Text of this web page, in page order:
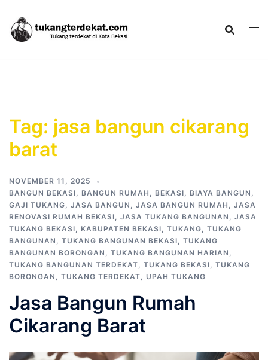
content
Tag: jasa bangun cikarang
barat
NOVEMBER 11, 2025
BANGUN BEKASI, BANGUN RUMAH , BEKASI, BIAYA BANGUN ,
GAJI TUKANG, JASA BANGUN , JASA BANGUN RUMAH , JASA
RENOVASI RUMAH BEKASI, JASA TUKANG BANGUNAN , JASA
TUKANG BEKASI, KABUPATEN BEKASI, TUKANG, TUKANG
BANGUNAN , TUKANG BANGUNAN BEKASI, TUKANG
BANGUNAN BORONGAN , TUKANG BANGUNAN HARIAN ,
TUKANG BANGUNAN TERDEKAT, TUKANG BEKASI, TUKANG
BORONGAN , TUKANG TERDEKAT, UPAH TUKANG
Jasa Bangun Rumah
Cikarang Barat